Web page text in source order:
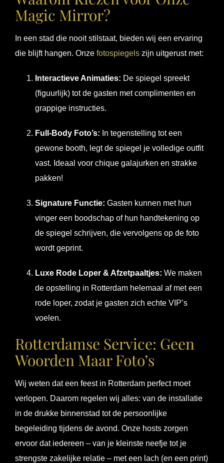
Magic Mirror?
In een stad die nooit stilstaat, bieden wij een ervaring
die blijft hangen. Onze fotospiegels zijn uitgerust met:
Interactieve Animaties: De spiegel spreekt
(figuurlijk) tot de gasten met complimenten en
grappige instructies.
Full-Body Foto’s: In tegenstelling tot een
gewone booth, legt de spiegel je volledige outfit
vast. Ideaal voor chique galajurken en strakke
pakken!
Signature Functie: Gasten kunnen met hun
vinger een boodschap of hun handtekening op
de spiegel schrijven, die vervolgens op de foto
wordt geprint.
Luxe Rode Loper & Afzetpaaltjes: We maken
de opstelling in Rotterdam helemaal af met een
rode loper, zodat je gasten zich echte VIP’s
voelen.
Rotterdamse Service: Geen
Woorden Maar Foto’s
Wij weten dat een feest in Rotterdam perfect moet
verlopen. Daarom regelen wij alles: van de installatie
in de drukke binnenstad tot de persoonlijke
begeleiding tijdens de avond. Onze hosts zorgen
ervoor dat iedereen – van je kleinste neefje tot je
strengste zakelijke relatie – met een lach (en een print)